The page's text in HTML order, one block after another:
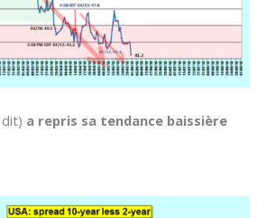
a repris sa tendance baissière